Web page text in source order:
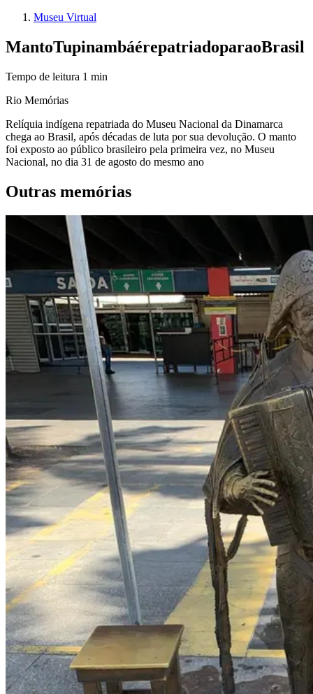
Museu Virtual
MantoTupinambáérepatriadoparaoBrasil
Tempo de leitura 1 min
Rio Memórias
Relíquia indígena repatriada do Museu Nacional da Dinamarca
chega ao Brasil, após décadas de luta por sua devolução. O manto
foi exposto ao público brasileiro pela primeira vez, no Museu
Nacional, no dia 31 de agosto do mesmo ano
Outras memórias